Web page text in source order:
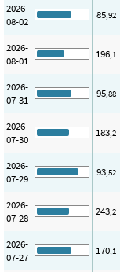
2026-
08-02
85,92
2026-
08-01
196,1
2026-
07-31
95,88
2026-
07-30
183,2
2026-
07-29
93,52
2026-
07-28
243,2
2026-
07-27
170,1